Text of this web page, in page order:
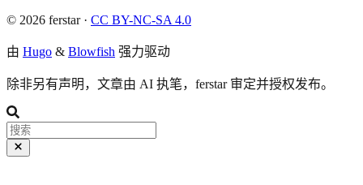
© 2026 ferstar · CC BY-NC-SA 4.0
由 Hugo & Blowfish 强力驱动
除非另有声明，文章由 AI 执笔，ferstar 审定并授权发布。